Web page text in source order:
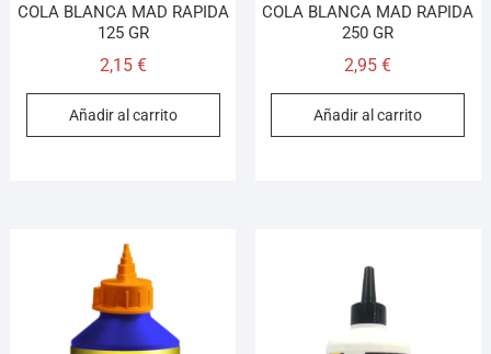
COLA BLANCA MAD RAPIDA
125 GR
2,15 €
Añadir al carrito
COLA BLANCA MAD RAPIDA
250 GR
2,95€
Añadir al carrito